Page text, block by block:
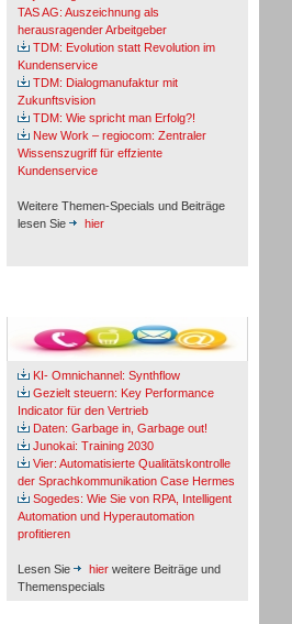
TAS AG: Auszeichnung als
herausragender Arbeitgeber
TDM: Evolution statt Revolution im
Kundenservice
TDM: Dialogmanufaktur mit
Zukunftsvision
TDM: Wie spricht man Erfolg?!
New Work – regiocom: Zentraler
Wissenszugriff für effziente
Kundenservice
Weitere Themen-Specials und Beiträge
lesen Sie
hier
KI- Omnichannel: Synthflow
Gezielt steuern: Key Performance
Indicator für den Vertrieb
Daten: Garbage in, Garbage out!
Junokai: Training 2030
Vier: Automatisierte Qualitätskontrolle
der Sprachkommunikation Case Hermes
Sogedes: Wie Sie von RPA, Intelligent
Automation und Hyperautomation
profitieren
Lesen Sie hier weitere Beiträge und
Themenspecials